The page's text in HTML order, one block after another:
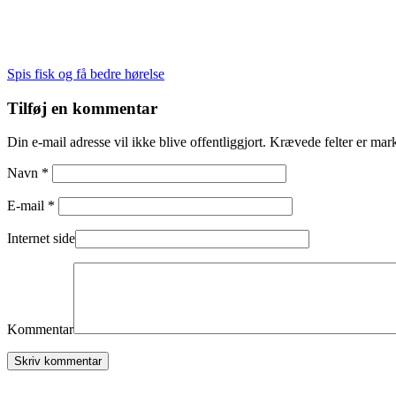
Indlægsnavigation
Spis fisk og få bedre hørelse
Tilføj en kommentar
Din e-mail adresse vil ikke blive offentliggjort. Krævede felter er
Navn *
E-mail *
Internet side
Kommentar